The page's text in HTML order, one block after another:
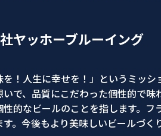
ヤッホーブルーイング
を！人生に幸せを！」というミッ
いで、品質にこだわった個性的で
性的なビールのことを指します。
。今後もより美味しいビールづく